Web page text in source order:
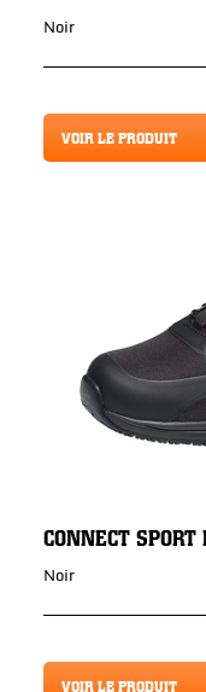
Noir
VOIR LE PRODUIT
CONNECT SPORT
Noir
VOIR LE PRODUIT